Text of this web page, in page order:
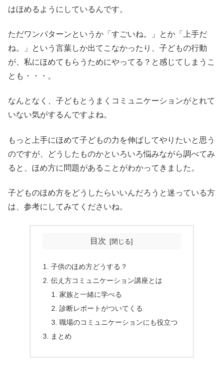
はほめるようにしているんです。
ただワンパターンというか「すごいね。」とか「上手だ
ね。」という言葉しか出てこなかったり、子どもの行動
が、私にほめてもらうためにやってる？と感じてしまうこ
とも・・・。
なんとなく、子どもとうまくコミュニケーションがとれて
いない気がするんですよね。
もっと上手にほめて子どもの力を伸ばしてやりたいと思う
のですが、どうしたものかといろいろ悩みながら調べてみ
ると、ほめ方に問題があることがわかってきました。
子どものほめ方をどうしたらいいんだろうと迷っている方
は、参考にしてみてくださいね。
目次
子供のほめ方どうする？
伝え方コミュニケーション講座とは
家族と一緒に学べる
診断レポートがついてくる
職場のコミュニケーションにも役立つ
まとめ